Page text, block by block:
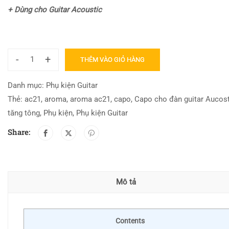
+ Dùng cho Guitar Acoustic
- + THÊM VÀO GIỎ HÀNG
Danh mục: Phụ kiện Guitar
Thẻ: ac21, aroma, aroma ac21, capo, Capo cho đàn guitar
tăng tông, Phụ kiện, Phụ kiện Guitar
Share:
Mô tả
Contents